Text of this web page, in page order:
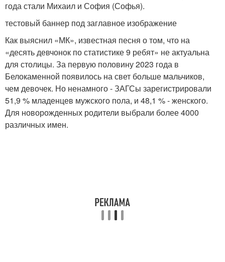
года стали Михаил и София (Софья).
тестовый баннер под заглавное изображение
Как выяснил «МК», известная песня о том, что на
«десять девчонок по статистике 9 ребят» не актуальна
для столицы. За первую половину 2023 года в
Белокаменной появилось на свет больше мальчиков,
чем девочек. Но ненамного - ЗАГСы зарегистрировали
51,9 % младенцев мужского пола, и 48,1 % - женского.
Для новорожденных родители выбрали более 4000
различных имен.